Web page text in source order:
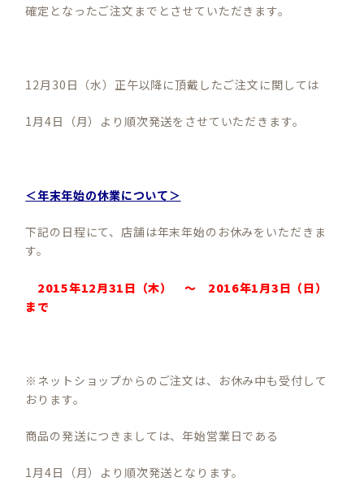
確定となったご注文までとさせていただきます。
12月30日（水）正午以降に頂戴したご注文に関しては
1月4日（月）より順次発送をさせていただきます。
＜年末年始の休業について＞
下記の日程にて、店舗は年末年始のお休みをいただきま
す。
2015年12月31日（木） ～ 2016年1月3日（日）
まで
※ネットショップからのご注文は、お休み中も受付して
おります。
商品の発送につきましては、年始営業日である
1月4日（月）より順次発送となります。